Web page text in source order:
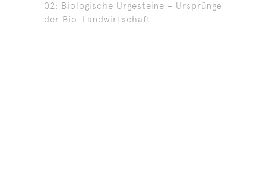
02: Biologische Urgesteine – Ursprünge
der Bio-Landwirtschaft